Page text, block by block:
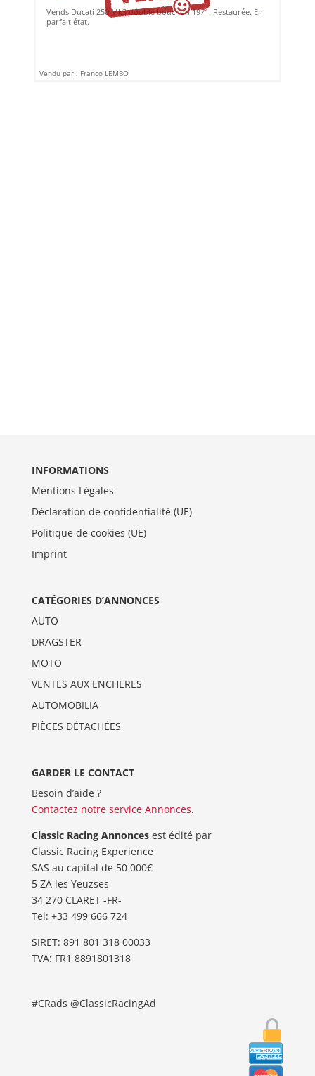
Vends Ducati 250 Mk3 double bouchon 1971. Restaurée. En
parfait état.
Vendu par : Franco LEMBO
INFORMATIONS
Mentions Légales
Déclaration de confidentialité (UE)
Politique de cookies (UE)
Imprint
CATÉGORIES D’ANNONCES
AUTO
DRAGSTER
MOTO
VENTES AUX ENCHERES
AUTOMOBILIA
PIÈCES DÉTACHÉES
GARDER LE CONTACT
Besoin d’aide ?
Contactez notre service Annonces.
Classic Racing Annoncesest édité par
Classic Racing Experience
SAS au capital de 50 000€
5 ZA les Yeuzses
34 270 CLARET -FR-
Tel: ‭+33 499 666 724‬
SIRET: 891 801 318 00033
TVA: FR1 8891801318
#CRads @ClassicRacingAd